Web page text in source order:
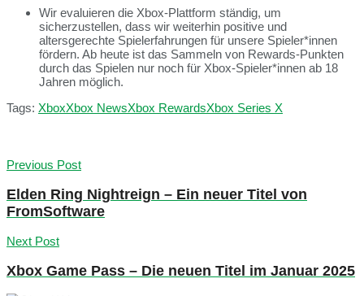
Wir evaluieren die Xbox-Plattform ständig, um
sicherzustellen, dass wir weiterhin positive und
altersgerechte Spielerfahrungen für unsere Spieler*innen
fördern. Ab heute ist das Sammeln von Rewards-Punkten
durch das Spielen nur noch für Xbox-Spieler*innen ab 18
Jahren möglich.
Tags: XboxXbox NewsXbox RewardsXbox Series X
Previous Post
Elden Ring Nightreign – Ein neuer Titel von
FromSoftware
Next Post
Xbox Game Pass – Die neuen Titel im Januar 2025